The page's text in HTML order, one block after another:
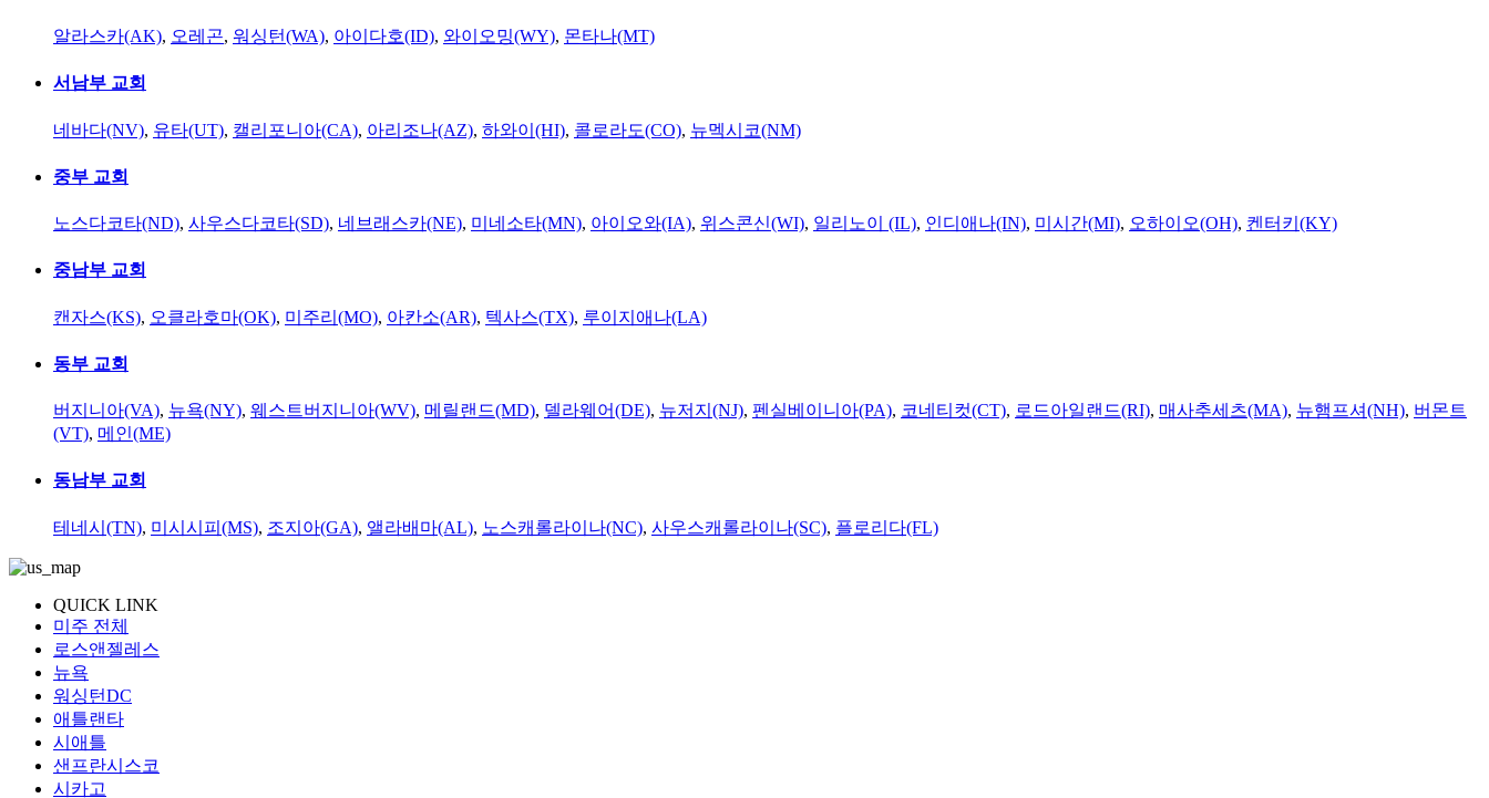
알라스카(AK), 오레곤, 워싱턴(WA), 아이다호(ID), 와이오밍(WY), 몬타나(MT)
서남부 교회
네바다(NV), 유타(UT), 캘리포니아(CA), 아리조나(AZ), 하와이(HI), 콜로라도(CO), 뉴멕시코(NM)
중부 교회
노스다코타(ND), 사우스다코타(SD), 네브래스카(NE), 미네소타(MN), 아이오와(IA), 위스콘신(WI), 일리노이 (IL), 인디애나(IN), 미시간(MI), 오하이오(OH), 켄터키(KY)
중남부 교회
캔자스(KS), 오클라호마(OK), 미주리(MO), 아칸소(AR), 텍사스(TX), 루이지애나(LA)
동부 교회
버지니아(VA), 뉴욕(NY), 웨스트버지니아(WV), 메릴랜드(MD), 델라웨어(DE), 뉴저지(NJ), 펜실베이니아(PA), 코네티컷(CT), 로드아일랜드(RI), 매사추세츠(MA), 뉴햄프셔(NH), 버몬트
(VT), 메인(ME)
동남부 교회
테네시(TN), 미시시피(MS), 조지아(GA), 앨라배마(AL), 노스캐롤라이나(NC), 사우스캐롤라이나(SC), 플로리다(FL)
QUICK LINK
미주 전체
로스앤젤레스
뉴욕
워싱턴DC
애틀랜타
시애틀
샌프란시스코
시카고